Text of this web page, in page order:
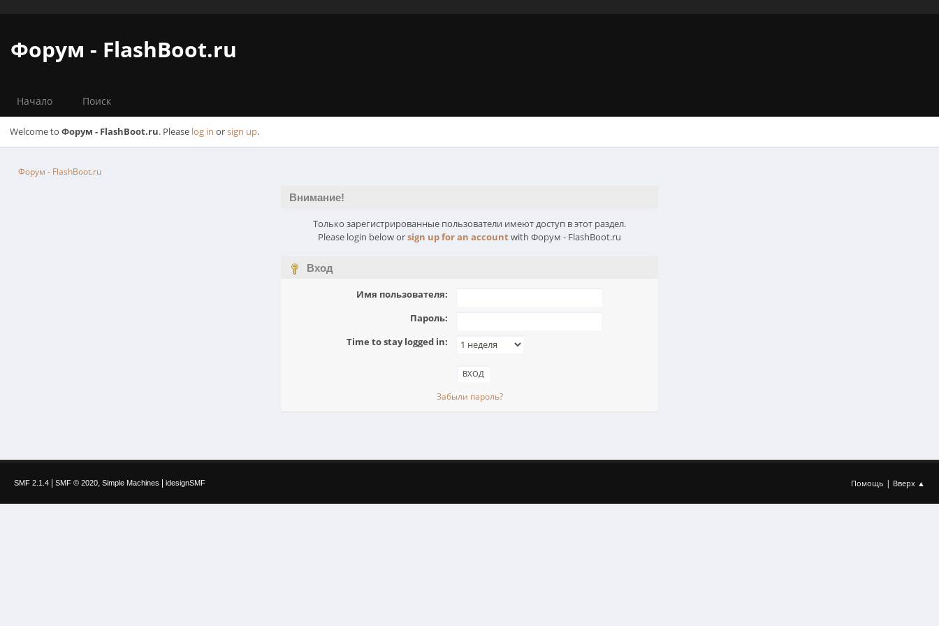
Форум - FlashBoot.ru
Начало Поиск
Welcome to Форум - FlashBoot.ru. Please log in orsign up.
Форум - FlashBoot.ru
Внимание!
Только зарегистрированные пользователи имеют доступ в этот раздел.
Please login below orsign up for an accountwith Форум - FlashBoot.ru
Вход
Имя пользователя:
Пароль:
Time to stay logged in:
Забыли пароль?
Помощь | Вверх ▲
SMF 2.1.4 SMF © 2020, Simple Machines idesignSMF